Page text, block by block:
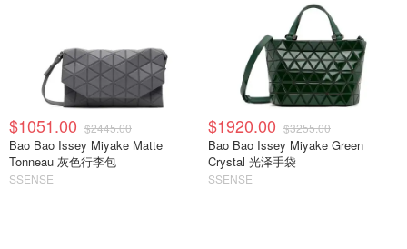
$1051.00 $2445.00
Bao Bao Issey Miyake Matte
Tonneau 灰色行李包
SSENSE
$1920.00 $3255.00
Bao Bao Issey Miyake Green
Crystal 光泽手袋
SSENSE